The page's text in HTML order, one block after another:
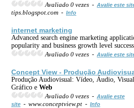
Avaliado 0 vezes - Avalie este
tips.blogspot.com - Info
internet marketing
Advanced search engine marketing
popularity and business growth level
Avaliado 0 vezes - Avalie este
Concept View - Produção
Produção Audiovisual: Vídeo, Áudio,
Gráfico e Web
Avaliado 0 vezes - Avalie este
site - www.conceptview.pt - Info